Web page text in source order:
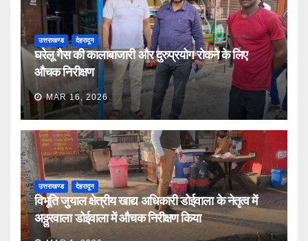
उत्तराखण्ड देहरादून
घरेलू गैस की कालाबाजारी और दुरुप्रयोग रोकने के लिए
औचक निरीक्षण
MAR 16, 2026
उत्तराखण्ड देहरादून
विभूति जुयाल क्षेत्रीय खाद्य अधिकारी डोईवाला के नेतृत्व में
अठ्ठुरवाला डोईवाला में औचक निरीक्षण किया